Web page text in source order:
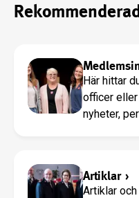
Här hittar
officer
nyheter,
Artiklar›
Artiklar